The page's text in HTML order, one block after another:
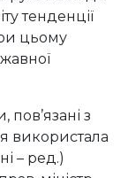
тенденції
цьому
з
використала
– ред.)